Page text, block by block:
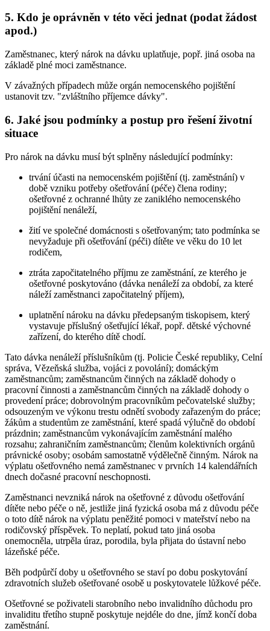
5. Kdo je oprávněn v této věci jednat (podat žádost
apod.)
Zaměstnanec, který nárok na dávku uplatňuje, popř. jiná osoba na
základě plné moci zaměstnance.
V závažných případech může orgán nemocenského pojištění
ustanovit tzv. "zvláštního příjemce dávky".
6. Jaké jsou podmínky a postup pro řešení životní
situace
Pro nárok na dávku musí být splněny následující podmínky:
trvání účasti na nemocenském pojištění (tj. zaměstnání) v
době vzniku potřeby ošetřování (péče) člena rodiny;
ošetřovné z ochranné lhůty ze zaniklého nemocenského
pojištění nenáleží,
žití ve společné domácnosti s ošetřovaným; tato podmínka se
nevyžaduje při ošetřování (péči) dítěte ve věku do 10 let
rodičem,
ztráta započitatelného příjmu ze zaměstnání, ze kterého je
ošetřovné poskytováno (dávka nenáleží za období, za které
náleží zaměstnanci započitatelný příjem),
uplatnění nároku na dávku předepsaným tiskopisem, který
vystavuje příslušný ošetřující lékař, popř. dětské výchovné
zařízení, do kterého dítě chodí.
Tato dávka nenáleží příslušníkům (tj. Policie České republiky, Celní
správa, Vězeňská služba, vojáci z povolání); domáckým
zaměstnancům; zaměstnancům činných na základě dohody o
pracovní činnosti a zaměstnancům činných na základě dohody o
provedení práce; dobrovolným pracovníkům pečovatelské služby;
odsouzeným ve výkonu trestu odnětí svobody zařazeným do práce;
žákům a studentům ze zaměstnání, které spadá výlučně do období
prázdnin; zaměstnancům vykonávajícím zaměstnání malého
rozsahu; zahraničním zaměstnancům; členům kolektivních orgánů
právnické osoby; osobám samostatně výdělečně činným. Nárok na
výplatu ošetřovného nemá zaměstnanec v prvních 14 kalendářních
dnech dočasné pracovní neschopnosti.
Zaměstnanci nevzniká nárok na ošetřovné z důvodu ošetřování
dítěte nebo péče o ně, jestliže jiná fyzická osoba má z důvodu péče
o toto dítě nárok na výplatu peněžité pomoci v mateřství nebo na
rodičovský příspěvek. To neplatí, pokud tato jiná osoba
onemocněla, utrpěla úraz, porodila, byla přijata do ústavní nebo
lázeňské péče.
Běh podpůrčí doby u ošetřovného se staví po dobu poskytování
zdravotních služeb ošetřované osobě u poskytovatele lůžkové péče.
Ošetřovné se poživateli starobního nebo invalidního důchodu pro
invaliditu třetího stupně poskytuje nejdéle do dne, jímž končí doba
zaměstnání.